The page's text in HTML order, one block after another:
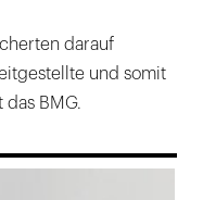
darauf
und somit
BMG.